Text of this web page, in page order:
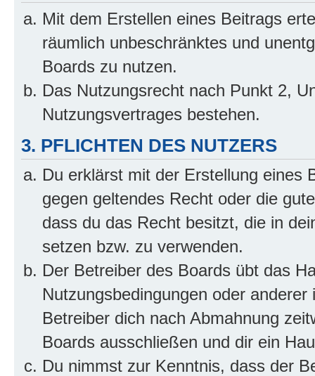
Mit dem Erstellen eines Beitrags
räumlich unbeschränktes und
Boards zu nutzen.
Das Nutzungsrecht nach Punkt 2,
Nutzungsvertrages bestehen.
3. PFLICHTEN DES NUTZERS
Du erklärst mit der Erstellung eines
gegen geltendes Recht oder die
dass du das Recht besitzt, die in
setzen bzw. zu verwenden.
Der Betreiber des Boards übt das
Nutzungsbedingungen oder
Betreiber dich nach Abmahnung
Boards ausschließen und dir ein
Du nimmst zur Kenntnis, dass der